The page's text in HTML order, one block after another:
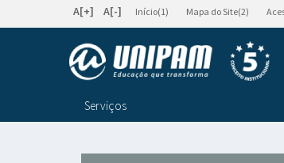
A[+] A[-] Início(1) Mapa do Site(2)
Serviços